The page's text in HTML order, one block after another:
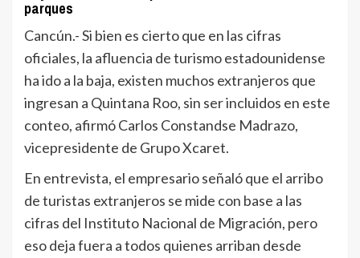
parques
Cancún.- Si bien es cierto que en las cifras
oficiales, la afluencia de turismo estadounidense
ha ido a la baja, existen muchos extranjeros que
ingresan a Quintana Roo, sin ser incluidos en este
conteo, afirmó Carlos Constandse Madrazo,
vicepresidente de Grupo Xcaret.
En entrevista, el empresario señaló que el arribo
de turistas extranjeros se mide con base a las
cifras del Instituto Nacional de Migración, pero
eso deja fuera a todos quienes arriban desde